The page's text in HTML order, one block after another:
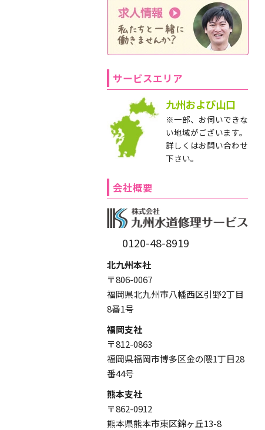
サービスエリア
九州および山口
※一部、お伺いできな
い地域がございます。
詳しくはお問い合わせ
下さい。
会社概要
0120-48-8919
北九州本社
〒806-0067
福岡県北九州市八幡西区引野2丁目
8番1号
福岡支社
〒812-0863
福岡県福岡市博多区金の隈1丁目28
番44号
熊本支社
〒862-0912
熊本県熊本市東区錦ヶ丘13-8